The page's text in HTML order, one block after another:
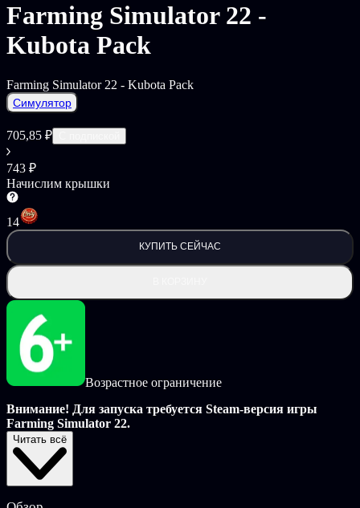
Farming Simulator 22 -
Kubota Pack
Farming Simulator 22 - Kubota Pack
Симулятор
705,85 ₽
743 ₽
Начислим крышки
14
КУПИТЬ СЕЙЧАС
Возрастное ограничение
Внимание! Для запуска требуется Steam-версия игры
Farming Simulator 22.
На ферме появился кабинет на колёсах! Набор Kubota для
«Симулятора фермы 22» пополнит сельскохозяйственный
парк одиннадцатью новыми машинами и инструментами,
Читать всё